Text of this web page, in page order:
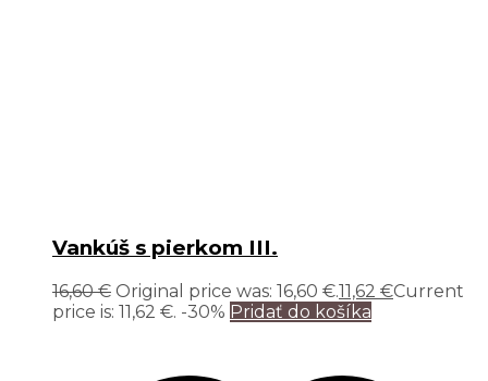
Vankúš s pierkom III.
16,60€ Original price was: 16,60 €.11,62 €Current
price is: 11,62 €. -30% Pridať do košíka